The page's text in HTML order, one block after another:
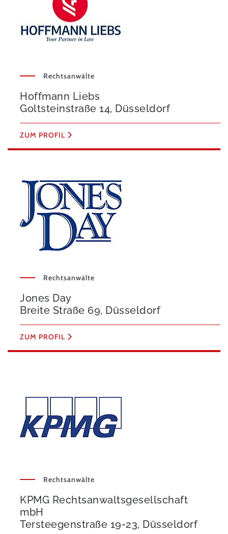
Rechtsanwälte
Hoffmann Liebs
Goltsteinstraße 14, Düsseldorf
ZUM PROFIL
Rechtsanwälte
Jones Day
Breite Straße 69, Düsseldorf
ZUM PROFIL
Rechtsanwälte
KPMG Rechtsanwaltsgesellschaft
mbH
Tersteegenstraße 19-23, Düsseldorf